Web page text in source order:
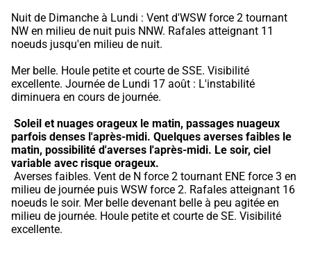
Nuit de Dimanche à Lundi : Vent d'WSW force 2 tournant
NW en milieu de nuit puis NNW. Rafales atteignant 11
noeuds jusqu'en milieu de nuit.
Mer belle. Houle petite et courte de SSE. Visibilité
excellente. Journée de Lundi 17 août : L'instabilité
diminuera en cours de journée.
Soleil et nuages orageux le matin, passages nuageux
parfois denses l'après-midi. Quelques averses faibles le
matin, possibilité d'averses l'après-midi. Le soir, ciel
variable avec risque orageux.
milieu de journée puis WSW force 2. Rafales atteignant 16
noeuds le soir. Mer belle devenant belle à peu agitée en
milieu de journée. Houle petite et courte de SE. Visibilité
excellente.